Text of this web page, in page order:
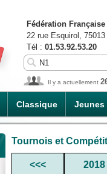
Classique Jeunes
Fédération
22 rue Esquirol,
Tél : 01.53.92.53.20
Il y a actuellement
Tournois et
<<< 2018